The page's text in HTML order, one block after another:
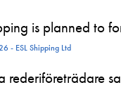
is planned to
- ESL Shipping Ltd
rederiföreträdare